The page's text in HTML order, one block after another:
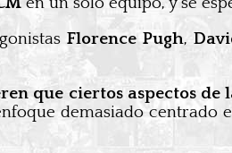
Florence Pugh,
que ciertos aspectos de
demasiado centrado